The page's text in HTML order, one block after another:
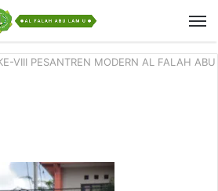
VIII PESANTREN MODERN AL FALAH ABU